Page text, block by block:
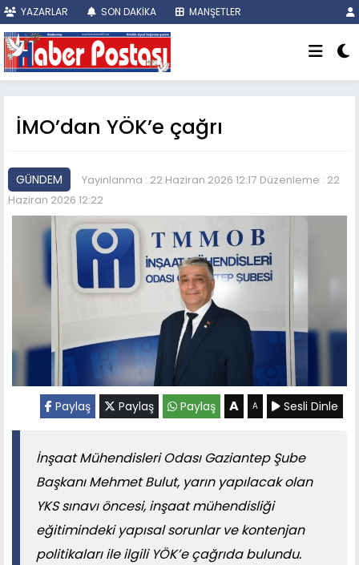
YAZARLAR SON DAKİKA MANŞETLER
İMO’dan YÖK’e çağrı
GÜNDEM Yayınlanma : 22 Haziran 2026 12:17 Düzenleme : 22
Haziran 2026 12:22
Paylaş Paylaş Paylaş A A Sesli Dinle
İnşaat Mühendisleri Odası Gaziantep Şube
Başkanı Mehmet Bulut, yarın yapılacak olan
YKS sınavı öncesi, inşaat mühendisliği
eğitimindeki yapısal sorunlar ve kontenjan
politikaları ile ilgili YÖK’e çağrıda bulundu.